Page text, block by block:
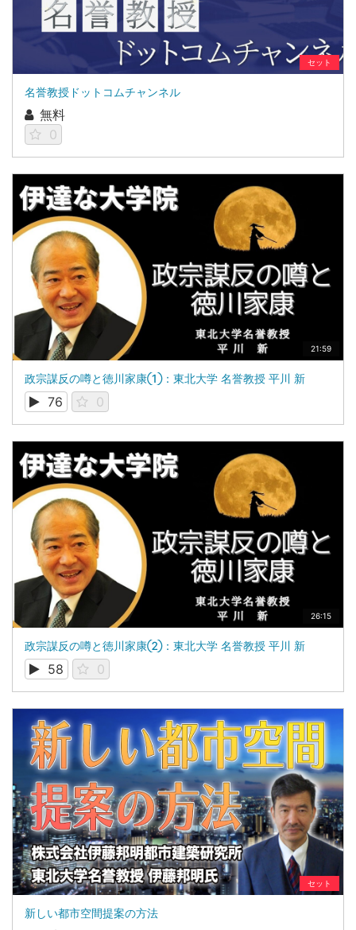
セット
名誉教授ドットコムチャンネル
無料
0
21:59
政宗謀反の噂と徳川家康①：東北大学 名誉教授 平川 新
76 0
26:15
政宗謀反の噂と徳川家康②：東北大学 名誉教授 平川 新
58 0
セット
新しい都市空間提案の方法